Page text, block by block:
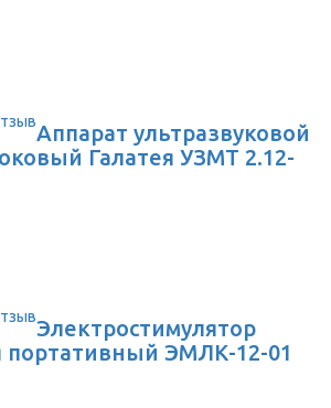
Аппарат ультразвуковой
Галатея УЗМТ 2.12-
Электростимулятор
портативный ЭМЛК-12-01